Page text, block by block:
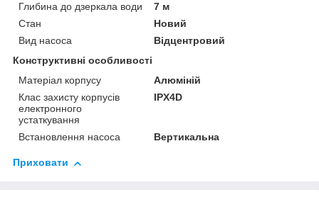
Глибина до дзеркала води
7 м
Стан
Новий
Вид насоса
Відцентровий
Конструктивні особливості
Матеріал корпусу
Алюміній
Клас захисту корпусів
електронного
устаткування
IPX4D
Встановлення насоса Вертикальна
Приховати